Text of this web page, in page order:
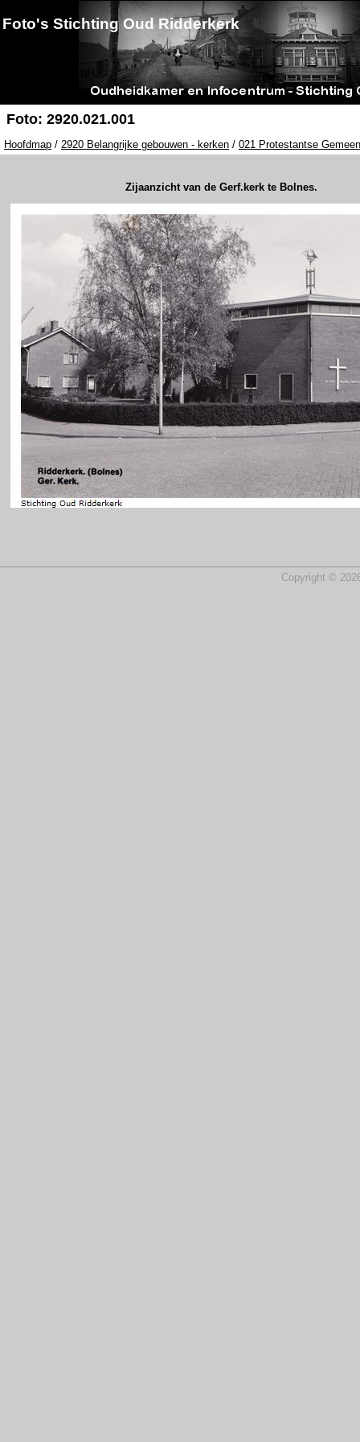
Foto's Stichting Oud Ridderkerk
Foto: 2920.021.001
Hoofdmap / 2920 Belangrijke gebouwen - kerken / 021 Protestantse
Zijaanzicht van de Gerf.kerk te Bolnes.
Copyright ©